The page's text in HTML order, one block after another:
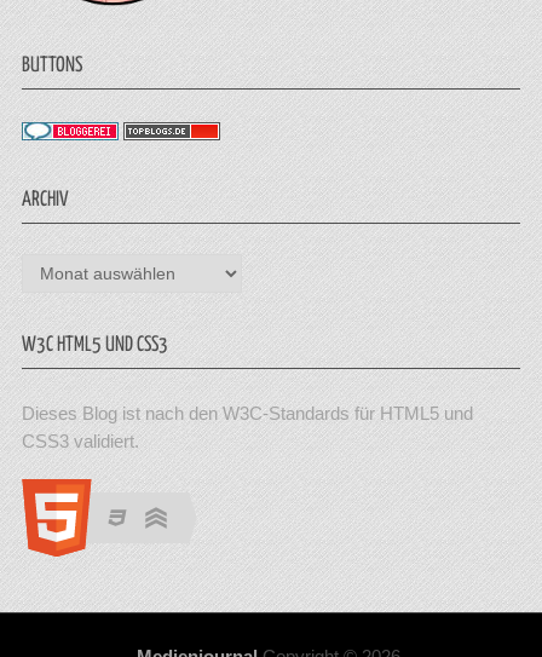
BUTTONS
ARCHIV
Archiv
W3C HTML5 UND CSS3
Dieses Blog ist nach den W3C-Standards für HTML5 und
CSS3 validiert.